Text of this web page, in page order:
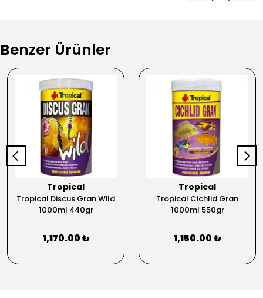
Benzer Ürünler
Tropical
Tropical Discus Gran Wild
1000ml 440gr
1,170.00 ₺
Tropical
Tropical Cichlid Gran
1000ml 550gr
1,150.00 ₺